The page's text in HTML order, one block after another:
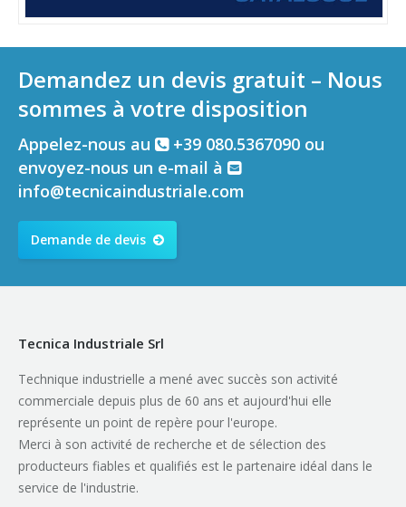
Demandez un devis gratuit – Nous
sommes à votre disposition
Appelez-nous au
+39 080.5367090 ou
envoyez-nous un e-mail à
info@tecnicaindustriale.com
Demande de devis
Tecnica Industriale Srl
Technique industrielle a mené avec succès son activité
commerciale depuis plus de 60 ans et aujourd'hui elle
représente un point de repère pour l'europe.
Merci à son activité de recherche et de sélection des
producteurs fiables et qualifiés est le partenaire idéal dans le
service de l'industrie.